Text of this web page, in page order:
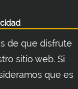
de que disfrute
sitio web. Si
que es